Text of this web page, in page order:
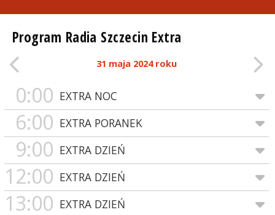
Program Radia Szczecin Extra
31 maja 2024 roku
0:00 EXTRA NOC
6:00 EXTRA PORANEK
9:00 EXTRA DZIEŃ
12:00 EXTRA DZIEŃ
13:00 EXTRA DZIEŃ